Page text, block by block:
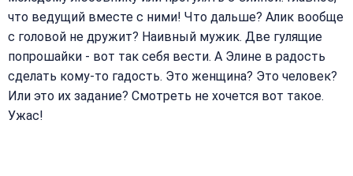
что ведущий вместе с ними! Что дальше? Алик вообще
с головой не дружит? Наивный мужик. Две гулящие
попрошайки - вот так себя вести. А Элине в радость
сделать кому-то гадость. Это женщина? Это человек?
Или это их задание? Смотреть не хочется вот такое.
Ужас!